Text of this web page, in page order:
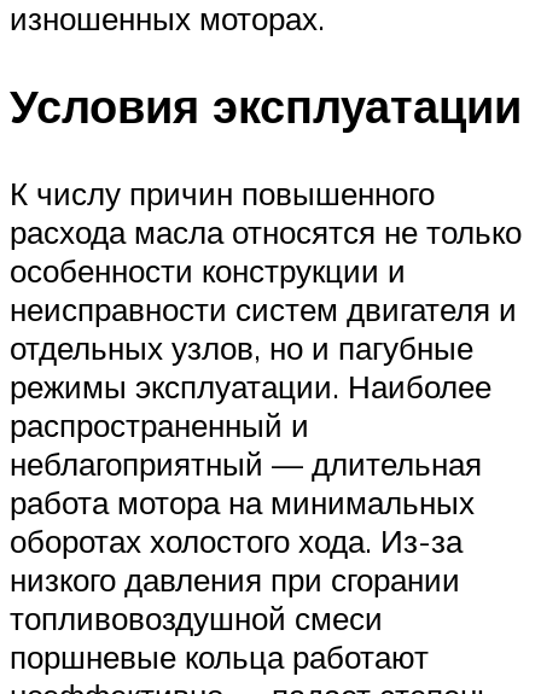
изношенных моторах.
Условия эксплуатации
К числу причин повышенного
расхода масла относятся не только
особенности конструкции и
неисправности систем двигателя и
отдельных узлов, но и пагубные
режимы эксплуатации. Наиболее
распространенный и
неблагоприятный — длительная
работа мотора на минимальных
оборотах холостого хода. Из-за
низкого давления при сгорании
топливовоздушной смеси
поршневые кольца работают